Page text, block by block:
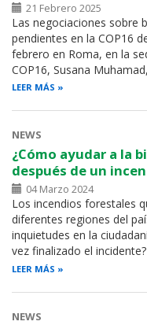
21 Febrero 2025
Las negociaciones sobre
pendientes en la COP16
febrero en Roma, en la
COP16, Susana
LEER MÁS
NEWS
¿Cómo ayudar a la
después de un
04 Marzo 2024
Los incendios forestales
diferentes regiones del
inquietudes en la
vez finalizado el
LEER MÁS
NEWS